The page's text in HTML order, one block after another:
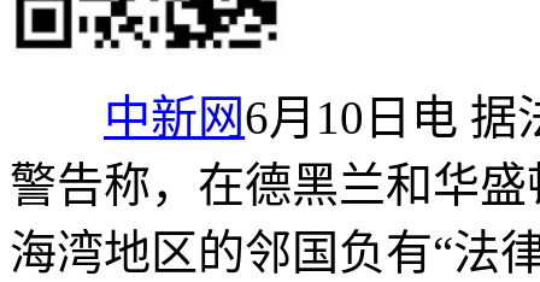
中新网6月10日电 据
警告称，在德黑兰和华
海湾地区的邻国负有“法